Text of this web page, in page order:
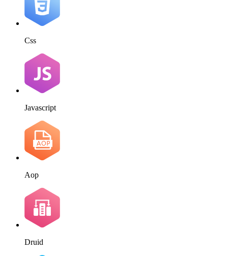
Css
Javascript
Aop
Druid